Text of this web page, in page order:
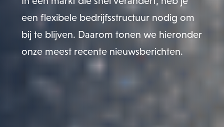
een flexibele bedrijfsstructuur nodig om
bij te blijven. Daarom tonen we hieronder
onze meest recente nieuwsberichten.